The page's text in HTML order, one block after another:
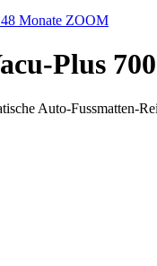
ZOOM
Plus
Auto-Fussmatten-